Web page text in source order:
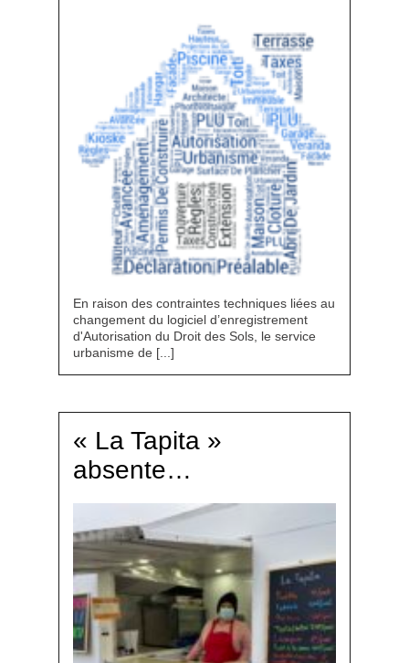
En raison des contraintes techniques liées au
changement du logiciel d’enregistrement
d'Autorisation du Droit des Sols, le service
urbanisme de [...]
« La Tapita »
absente…